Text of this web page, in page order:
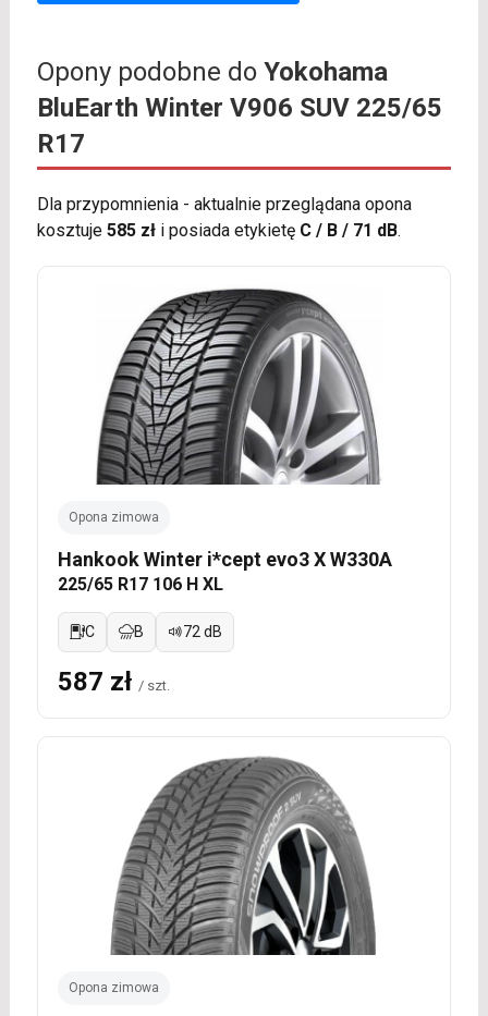
Opony podobne do Yokohama
BluEarth Winter V906 SUV 225/65
R17
Dla przypomnienia - aktualnie przeglądana opona
kosztuje 585 złi posiada etykietę C / B / 71 dB.
Opona zimowa
Hankook Winter i*cept evo3 X W330A
225/65 R17 106 H XL
C B 72 dB
587 zł / szt.
Opona zimowa